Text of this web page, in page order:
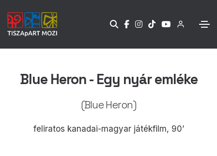
Blue Heron - Egy nyár emléke
(Blue Heron)
feliratos kanadai-magyar játékfilm, 90’